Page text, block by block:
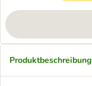
Produktbeschreibung